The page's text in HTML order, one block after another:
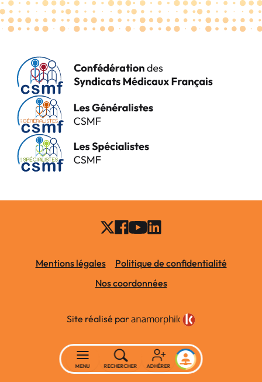
Mentions légales
Politique de confidentialité
Nos coordonnées
Site réalisé par
MENU RECHERCHER ADHÉRER